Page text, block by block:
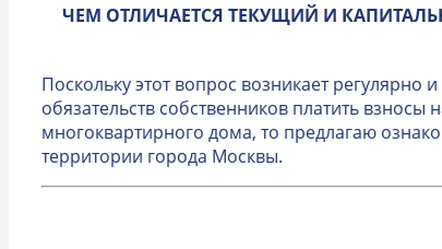
ЧЕМ ОТЛИЧАЕТСЯ ТЕКУЩИЙ И
Поскольку этот вопрос возникает
обязательств собственников платить
многоквартирного дома, то предлагаю
территории города Москвы.